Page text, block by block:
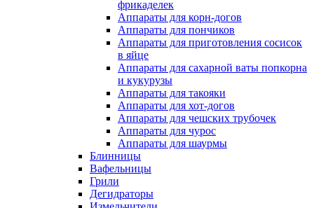
фрикаделек
Аппараты для корн-догов
Аппараты для пончиков
Аппараты для приготовления сосисок
в яйце
Аппараты для сахарной ваты попкорна
и кукурузы
Аппараты для такояки
Аппараты для хот-догов
Аппараты для чешских трубочек
Аппараты для чурос
Аппараты для шаурмы
Блинницы
Вафельницы
Грили
Дегидраторы